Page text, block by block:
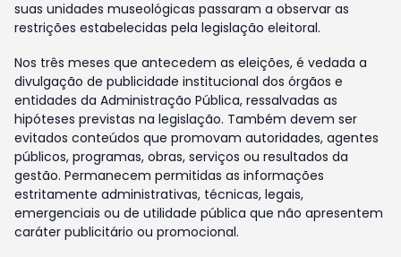
suas unidades museológicas passaram a observar as
restrições estabelecidas pela legislação eleitoral.
Nos três meses que antecedem as eleições, é vedada a
divulgação de publicidade institucional dos órgãos e
entidades da Administração Pública, ressalvadas as
hipóteses previstas na legislação. Também devem ser
evitados conteúdos que promovam autoridades, agentes
públicos, programas, obras, serviços ou resultados da
gestão. Permanecem permitidas as informações
estritamente administrativas, técnicas, legais,
emergenciais ou de utilidade pública que não apresentem
caráter publicitário ou promocional.